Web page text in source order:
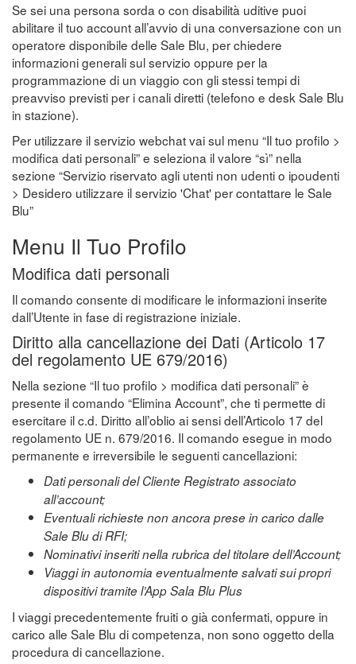
Se sei una persona sorda o con disabilità uditive puoi
abilitare il tuo account all’avvio di una conversazione con un
operatore disponibile delle Sale Blu, per chiedere
informazioni generali sul servizio oppure per la
programmazione di un viaggio con gli stessi tempi di
preavviso previsti per i canali diretti (telefono e desk Sale Blu
in stazione).
Per utilizzare il servizio webchat vai sul menu “Il tuo profilo >
modifica dati personali” e seleziona il valore “sì” nella
sezione “Servizio riservato agli utenti non udenti o ipoudenti
> Desidero utilizzare il servizio 'Chat' per contattare le Sale
Blu”
Menu Il Tuo Profilo
Modifica dati personali
Il comando consente di modificare le informazioni inserite
dall’Utente in fase di registrazione iniziale.
Diritto alla cancellazione dei Dati (Articolo 17
del regolamento UE 679/2016)
Nella sezione “Il tuo profilo > modifica dati personali” è
presente il comando “Elimina Account”, che ti permette di
esercitare il c.d. Diritto all’oblio ai sensi dell’Articolo 17 del
regolamento UE n. 679/2016. Il comando esegue in modo
permanente e irreversibile le seguenti cancellazioni:
Dati personali del Cliente Registrato associato
all’account;
Eventuali richieste non ancora prese in carico dalle
Sale Blu di RFI;
Nominativi inseriti nella rubrica del titolare dell’Account;
Viaggi in autonomia eventualmente salvati sui propri
dispositivi tramite l’App Sala Blu Plus
I viaggi precedentemente fruiti o già confermati, oppure in
carico alle Sale Blu di competenza, non sono oggetto della
procedura di cancellazione.